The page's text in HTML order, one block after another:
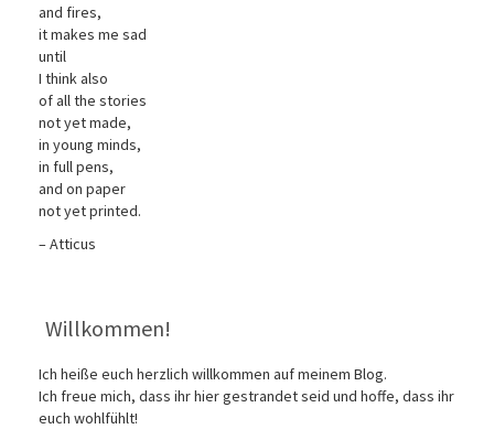
and fires,
it makes me sad
until
I think also
of all the stories
not yet made,
in young minds,
in full pens,
and on paper
not yet printed.
– Atticus
Willkommen!
Ich heiße euch herzlich willkommen auf meinem Blog.
Ich freue mich, dass ihr hier gestrandet seid und hoffe, dass ihr
euch wohlfühlt!